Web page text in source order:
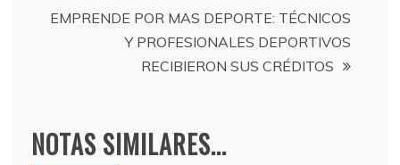
k
entradas
EMPRENDE POR MAS DEPORTE: TÉCNICOS
Y PROFESIONALES DEPORTIVOS
RECIBIERON SUS CRÉDITOS
NOTAS SIMILARES...